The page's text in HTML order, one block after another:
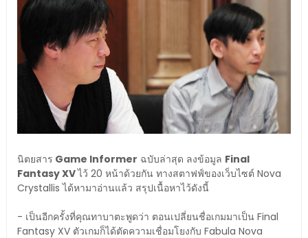
นิตยสาร Game Informer ฉบับล่าสุด ลงข้อมูล Final
Fantasy XVไว้ 20 หน้าด้วยกัน ทางสตาฟฟ์ของเว็บไซต์ Nova
Crystallis ได้หามาอ่านแล้ว สรุปเนื้อหาไว้ดังนี้
- เป็นอีกครั้งที่คุณทาบาตะพูดว่า ตอนเปลี่ยนชื่อเกมมาเป็น Final
Fantasy XV ตัวเกมก็ได้ตัดความเชื่อมโยงกับ Fabula Nova